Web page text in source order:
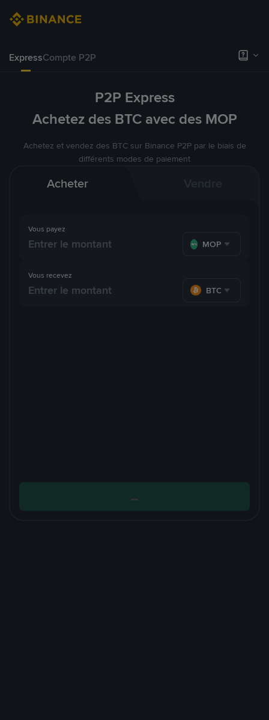
ExpressCompte P2P
P2P Express
Achetez des BTC avec des MOP
Achetez et vendez des BTC sur Binance P2P par le biais de
différents modes de paiement
Acheter
Vous payez
MOP
Vous recevez
BTC